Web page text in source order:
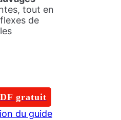
tout en
de
gratuit
du guide